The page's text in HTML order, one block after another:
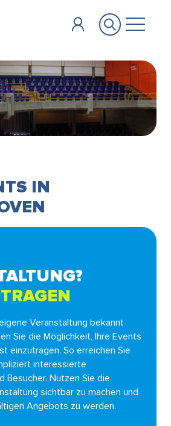
IN
Veranstaltung bekannt
Sie die Möglichkeit, Ihre Events
einzutragen. So erreichen Sie
interessierte
Besucher. Nutzen Sie die
sichtbar zu machen und
Angebots zu werden.